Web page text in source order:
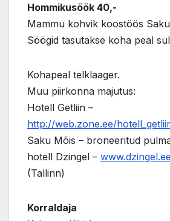
Hommikusöök 40,-
Mammu kohvik koostöös
Söögid tasutakse koha peal
Kohapeal telklaager.
Muu piirkonna majutus:
Hotell Getliin –
http://web.zone.ee/
Saku Mõis – broneeritud
hotell Dzingel – www.dzingel.ee
(Tallinn)
Korraldaja